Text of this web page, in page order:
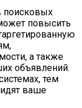
поисковых
повысить
а также
объявлений.
тем
ваше